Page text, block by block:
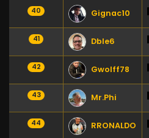
40 Gignac10
41 Dble6
42 Gwolff78
43 Mr.Phi
44 RRONALDO